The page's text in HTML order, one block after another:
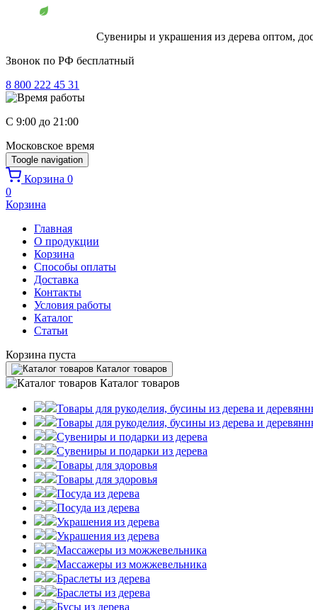
Перейти к основному содержанию
Сувениры и украшения из дерева оптом,
Звонок по РФ бесплатный
8 800 222 45 31
C 9:00 до 21:00
Московское время
Toogle navigation
Корзина 0
0
Корзина
Главная
О продукции
Корзина
Способы оплаты
Доставка
Контакты
Условия работы
Каталог
Статьи
Корзина пуста
Каталог товаров
Каталог товаров
Товары для рукоделия, бусины из дерева и
Товары для рукоделия, бусины из дерева и
Сувениры и подарки из дерева
Сувениры и подарки из дерева
Товары для здоровья
Товары для здоровья
Посуда из дерева
Посуда из дерева
Украшения из дерева
Украшения из дерева
Массажеры из можжевельника
Массажеры из можжевельника
Браслеты из дерева
Браслеты из дерева
Бусы из дерева